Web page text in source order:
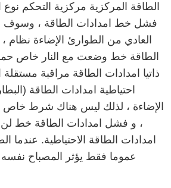
الطاقة المركزية مركزية التحكم نوع
فشل خط امدادات الطاقة ، وسوف
العادي من الطوارئ الإضاءة نظام ،
الطاقة خط وضعت مع النار خاص
ذاتيا امدادات الطاقة مراقبة مستقلة
احتياطية امدادات الطاقة
الإضاءة ، لذلك ليس هناك شرط خاص
، و فشل امدادات الطاقة خط
امدادات الطاقة الاحتياطية.
عموما فقط يؤثر المصباح نفسه